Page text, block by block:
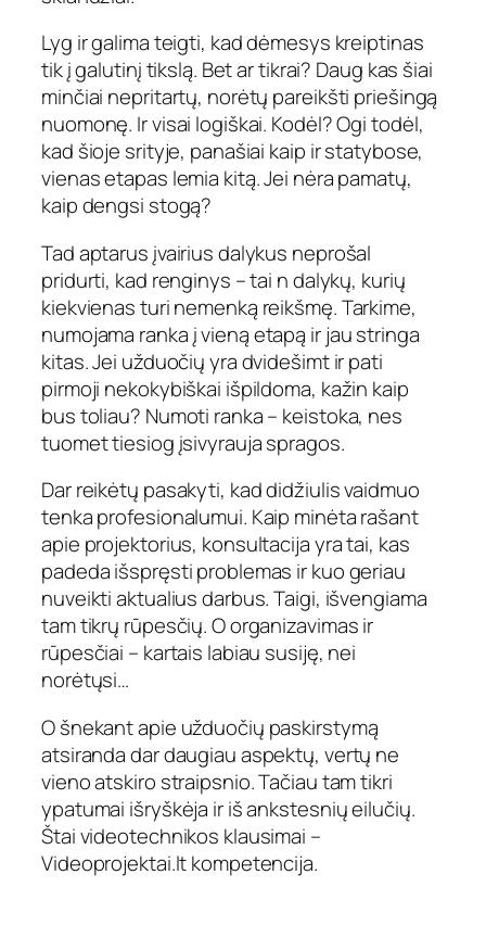
Lyg ir galima teigti, kad dėmesys kreiptinas
tik į galutinį tikslą. Bet ar tikrai? Daug kas šiai
minčiai nepritartų, norėtų pareikšti priešingą
nuomonę. Ir visai logiškai. Kodėl? Ogi todėl,
kad šioje srityje, panašiai kaip ir statybose,
vienas etapas lemia kitą. Jei nėra pamatų,
kaip dengsi stogą?
Tad aptarus įvairius dalykus neprošal
pridurti, kad renginys – tai n dalykų, kurių
kiekvienas turi nemenką reikšmę. Tarkime,
numojama ranka į vieną etapą ir jau stringa
kitas. Jei užduočių yra dvidešimt ir pati
pirmoji nekokybiškai išpildoma, kažin kaip
bus toliau? Numoti ranka – keistoka, nes
tuomet tiesiog įsivyrauja spragos.
Dar reikėtų pasakyti, kad didžiulis vaidmuo
tenka profesionalumui. Kaip minėta rašant
apie projektorius, konsultacija yra tai, kas
padeda išspręsti problemas ir kuo geriau
nuveikti aktualius darbus. Taigi, išvengiama
tam tikrų rūpesčių. O organizavimas ir
rūpesčiai – kartais labiau susiję, nei
norėtųsi…
O šnekant apie užduočių paskirstymą
atsiranda dar daugiau aspektų, vertų ne
vieno atskiro straipsnio. Tačiau tam tikri
ypatumai išryškėja ir iš ankstesnių eilučių.
Štai videotechnikos klausimai –
Videoprojektai.lt kompetencija.